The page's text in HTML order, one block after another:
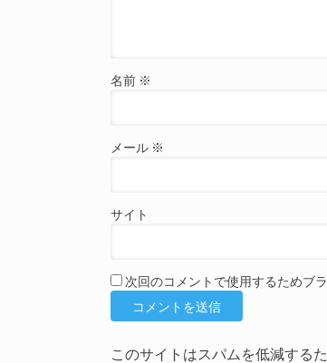
名前 ※
メール ※
サイト
次回のコメントで使用するためブ
このサイトはスパムを低減する